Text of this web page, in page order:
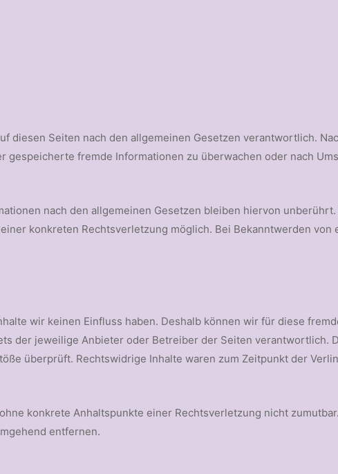
diesen Seiten nach den allgemeinen Gesetzen verantwortlich.
fremde Informationen zu überwachen oder nach
nach den allgemeinen Gesetzen bleiben hiervon unberührt.
konkreten Rechtsverletzung möglich. Bei Bekanntwerden von
wir keinen Einfluss haben. Deshalb können wir für diese
der jeweilige Anbieter oder Betreiber der Seiten verantwortlich.
überprüft. Rechtswidrige Inhalte waren zum Zeitpunkt der
konkrete Anhaltspunkte einer Rechtsverletzung nicht
entfernen.